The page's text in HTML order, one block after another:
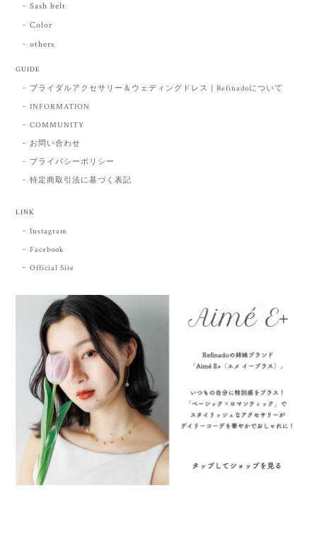
Sash belt
Color
others
GUIDE
ブライダルアクセサリー＆ウェディングドレス｜Refinadoについて
INFORMATION
COMMUNITY
お問い合わせ
プライバシーポリシー
特定商取引法に基づく表記
LINK
Instagram
Facebook
Official Site